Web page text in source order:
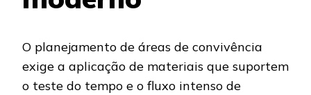
O planejamento de áreas de convivência
exige a aplicação de materiais que suportem
o teste do tempo e o fluxo intenso de